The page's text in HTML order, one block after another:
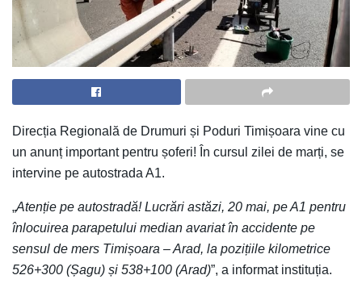
Direcția Regională de Drumuri și Poduri Timișoara vine cu
un anunț important pentru șoferi! În cursul zilei de marți, se
intervine pe autostrada A1.
„Atenție pe autostradă! Lucrări astăzi, 20 mai, pe A1 pentru
înlocuirea parapetului median avariat în accidente pe
sensul de mers Timișoara – Arad, la pozițiile kilometrice
526+300 (Șagu) și 538+100 (Arad)”, a informat instituția.